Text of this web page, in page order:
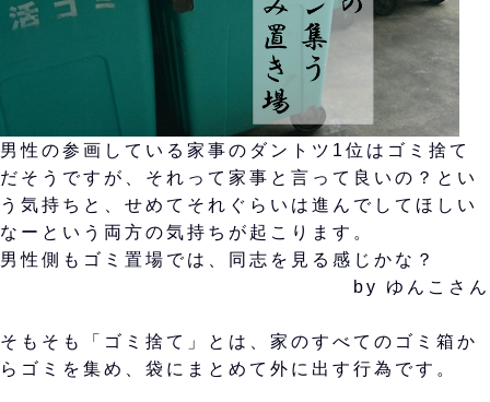
男性の参画している家事のダントツ1位はゴミ捨て
だそうですが、それって家事と言って良いの？とい
う気持ちと、せめてそれぐらいは進んでしてほしい
なーという両方の気持ちが起こります。
男性側もゴミ置場では、同志を見る感じかな？
by ゆんこさん
そもそも「ゴミ捨て」とは、家のすべてのゴミ箱か
らゴミを集め、袋にまとめて外に出す行為です。